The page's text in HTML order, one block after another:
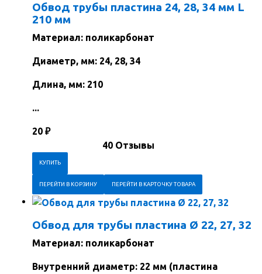
Обвод трубы пластина 24, 28, 34 мм L
210 мм
Материал: поликарбонат
Диаметр, мм: 24, 28, 34
Длина, мм: 210
...
20 ₽
40 Отзывы
ПЕРЕЙТИ В КОРЗИНУ ПЕРЕЙТИ В КАРТОЧКУ ТОВАРА
Обвод для трубы пластина Ø 22, 27, 32
Материал: поликарбонат
Внутренний диаметр: 22 мм (пластина